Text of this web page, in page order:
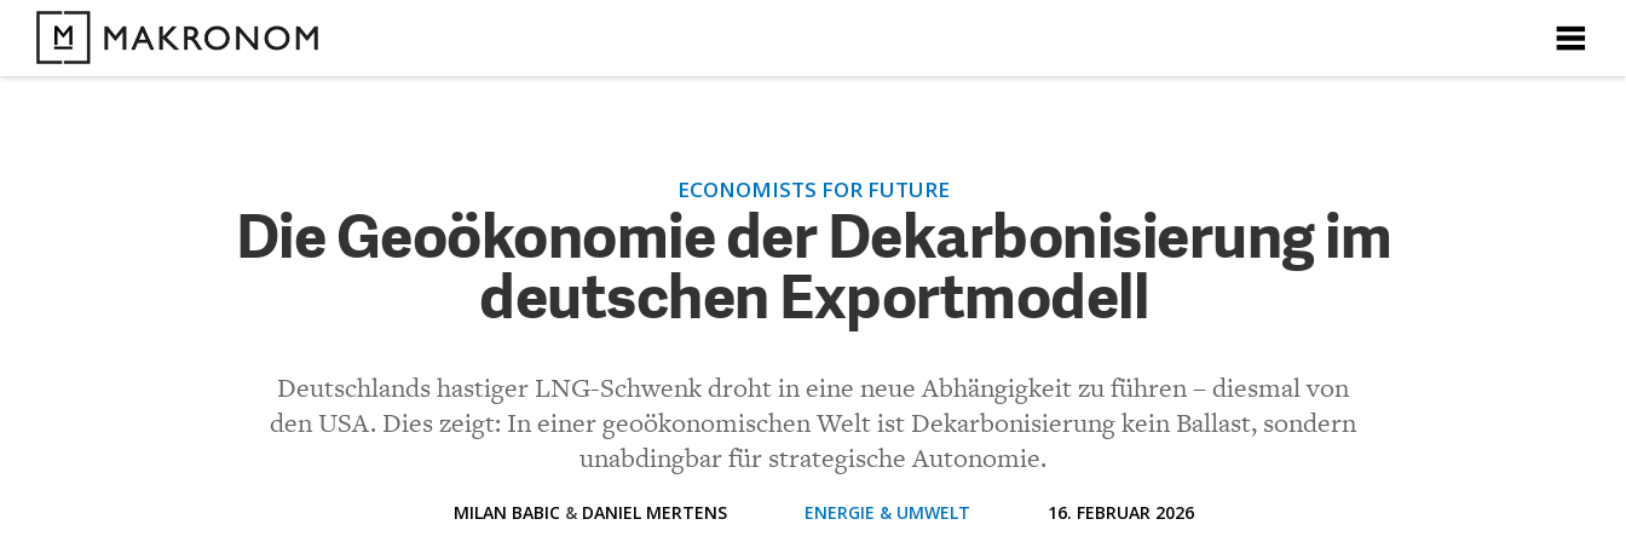
X
ARTIKEL
FEATURES
NEWSLETTER
ÜBER UNS
X
Unser kostenloser Newsletter informiert Sie über unsere neuesten
Beiträge.
X
X
ECONOMISTS FOR FUTURE
Die Geoökonomie der Dekarbonisierung im
deutschen Exportmodell
Deutschlands hastiger LNG-Schwenk droht in eine neue Abhängigkeit zu führen – diesmal von
den USA. Dies zeigt: In einer geoökonomischen Welt ist Dekarbonisierung kein Ballast, sondern
unabdingbar für strategische Autonomie.
MILAN BABIC& DANIEL MERTENS ENERGIE & UMWELT 16. FEBRUAR 2026
X
Die Geoökonomie der Dekarbonisierung im
deutschen Exportmodell
Bisher noch kein Kommentar.